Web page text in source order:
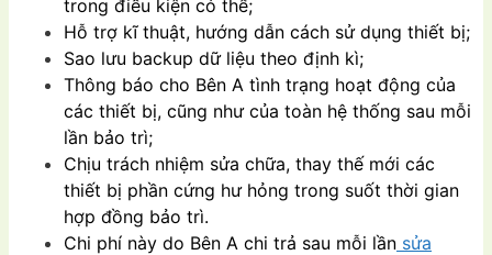
trong điều kiện có thể;
Hỗ trợ kĩ thuật, hướng dẫn cách sử dụng thiết bị;
Sao lưu backup dữ liệu theo định kì;
Thông báo cho Bên A tình trạng hoạt động của
các thiết bị, cũng như của toàn hệ thống sau mỗi
lần bảo trì;
Chịu trách nhiệm sửa chữa, thay thế mới các
thiết bị phần cứng hư hỏng trong suốt thời gian
hợp đồng bảo trì.
Chi phí này do Bên A chi trả sau mỗi lần sửa